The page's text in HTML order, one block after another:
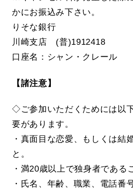
かにお振込み下さい。
りそな銀行
川崎支店 (普)1912418
口座名：シャン・クレール
【諸注意】
◇ご参加いただくためには以
要があります。
・真面目な恋愛、もしくは結
と。
・満20歳以上で独身者である
・氏名、年齢、職業、電話番